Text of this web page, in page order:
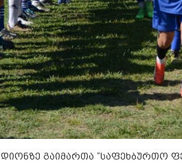
გაიმართა “საფეხბურთო